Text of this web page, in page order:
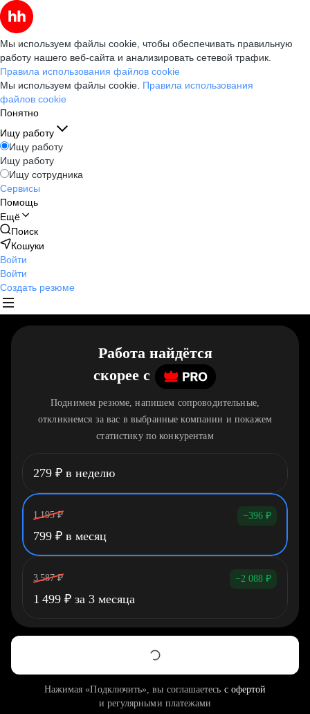
Мы используем файлы cookie, чтобы обеспечивать правильную
работу нашего веб-сайта и анализировать сетевой трафик.
Правила использования файлов cookie
Мы используем файлы cookie. Правила использования
файлов cookie
Понятно
Ищу работу
Ищу работу
Ищу работу
Ищу сотрудника
Сервисы
Помощь
Ещё
Поиск
Кошуки
Войти
Войти
Создать резюме
Работа найдётся
скорее c
Поднимем резюме, напишем сопроводительные,
откликнемся за вас в выбранные компании и покажем
статистику по конкурентам
279 ₽ в неделю
1 195 ₽ −396 ₽
799 ₽ в месяц
3 587 ₽ −2 088 ₽
1 499 ₽ за 3 месяца
Нажимая «Подключить», вы соглашаетесь с офертой
и регулярными платежами